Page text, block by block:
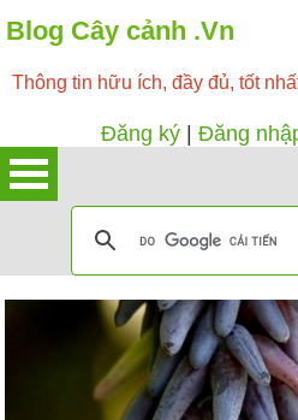
Blog Cây cảnh .Vn
Thông tin hữu ích, đầy đủ, tốt
Đăng ký Đăng